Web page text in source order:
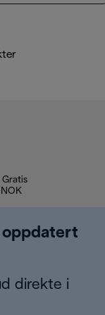
Gratis
oppdatert
direkte i